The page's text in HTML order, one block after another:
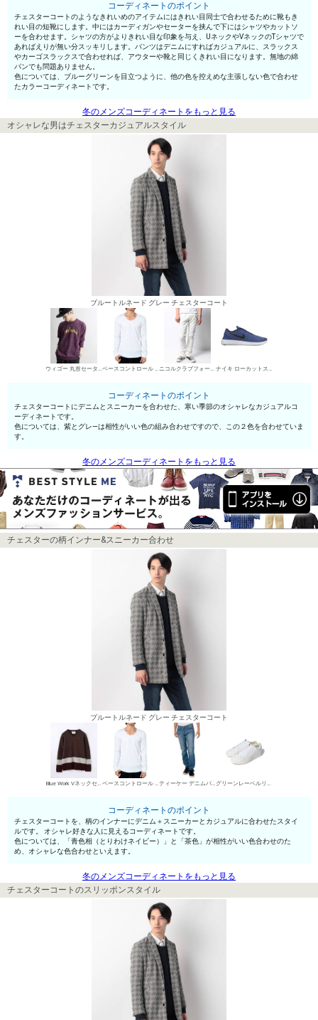
コーディネートのポイント
チェスターコートのようなきれいめのアイテムにはきれい目同士で合わせるために靴もき
れい目の短靴にします。中にはカーディガンやセーターを挟んで下にはシャツやカットソ
ーを合わせます。シャツの方がよりきれい目な印象を与え、UネックやVネックのTシャツで
あればえりが無い分スッキリします。パンツはデニムにすればカジュアルに、スラックス
やカーゴスラックスで合わせれば、アウターや靴と同じくきれい目になります。無地の綿
パンでも問題ありません。
色については、ブルーグリーンを目立つように、他の色を控えめな主張しない色で合わせ
たカラーコーディネートです。
冬のメンズコーディネートをもっと見る
オシャレな男はチェスターカジュアルスタイル
ブルートルネード グレー チェスターコート
ウィゴー 丸首セーター ベースコントロール UネックTシャツ ニコルクラブフォーメン デニムパンツ・ジーンズ ナイキ ローカットスニーカー
コーディネートのポイント
チェスターコートにデニムとスニーカーを合わせた、寒い季節のオシャレなカジュアルコ
ーディネートです。
色については、紫とグレ—は相性がいい色の組み合わせですので、この２色を合わせていま
す。
冬のメンズコーディネートをもっと見る
チェスターの柄インナー&スニーカー合わせ
ブルートルネード グレー チェスターコート
Blue Work Vネックセーター ベースコントロール UネックTシャツ ティーケー デニムパンツ・ジーンズ グリーンレーベルリラクシング ローカットスニーカー
コーディネートのポイント
チェスターコートを、柄のインナーにデニム＋スニーカーとカジュアルに合わせたスタイ
ルです。 オシャレ好きな人に見えるコーディネートです。
色については、「青色相（とりわけネイビー）」と「茶色」が相性がいい色合わせのた
め、オシャレな色合わせといえます。
冬のメンズコーディネートをもっと見る
チェスターコートのスリッポンスタイル